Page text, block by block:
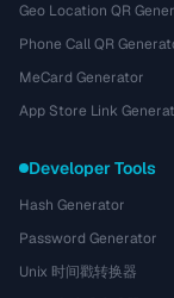
Geo Location QR
Phone Call QR
MeCard Generator
App Store Link
Developer Tools
Hash Generator
Password Generator
Unix 时间戳转换器